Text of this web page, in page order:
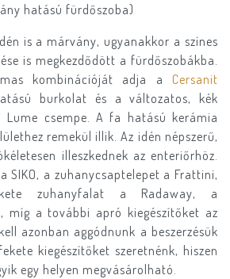
hatású fürdőszoba)
is a márvány, ugyanakkor a színes
is megkezdődött a fürdőszobákba.
kombinációját adja a Cersanit
burkolat és a változatos, kék
Lume csempe. A fa hatású kerámia
remekül illik. Az idén népszerű,
illeszkednek az enteriőrhöz.
SIKO, a zuhanycsaptelepet a Frattini,
zuhanyfalat a Radaway, a
, míg a további apró kiegészítőket az
azonban aggódnunk a beszerzésük
kiegészítőket szeretnénk, hiszen
egy helyen megvásárolható.